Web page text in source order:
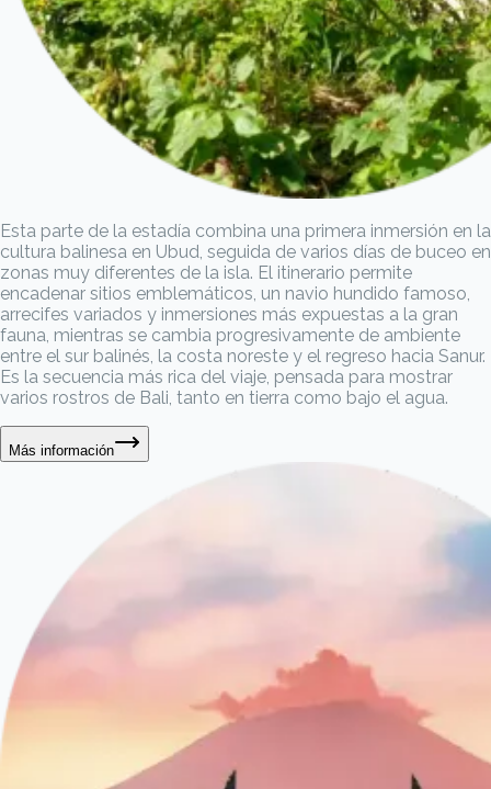
Esta parte de la estadía combina una primera inmersión en la
cultura balinesa en Ubud, seguida de varios días de buceo en
zonas muy diferentes de la isla. El itinerario permite
encadenar sitios emblemáticos, un navio hundido famoso,
arrecifes variados y inmersiones más expuestas a la gran
fauna, mientras se cambia progresivamente de ambiente
entre el sur balinés, la costa noreste y el regreso hacia Sanur.
Es la secuencia más rica del viaje, pensada para mostrar
varios rostros de Bali, tanto en tierra como bajo el agua.
Más información